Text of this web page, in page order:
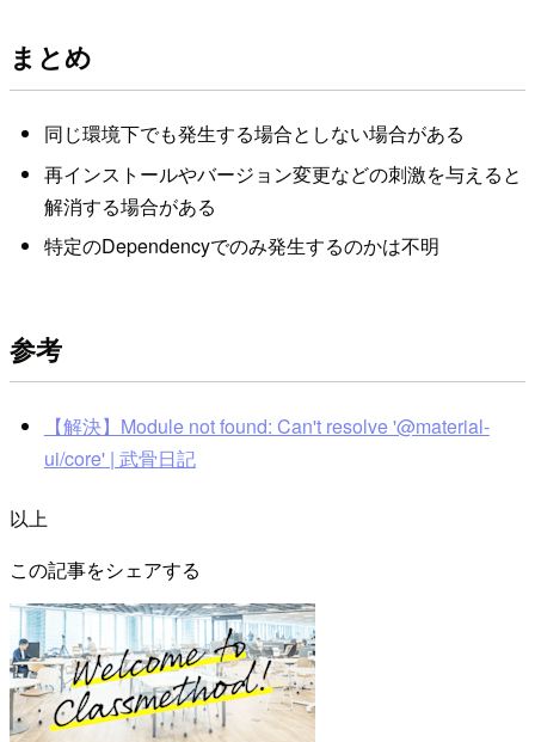
まとめ
同じ環境下でも発生する場合としない場合がある
再インストールやバージョン変更などの刺激を与えると
解消する場合がある
特定のDependencyでのみ発生するのかは不明
参考
【解決】Module not found: Can't resolve '@material-
ui/core' | 武骨日記
以上
この記事をシェアする